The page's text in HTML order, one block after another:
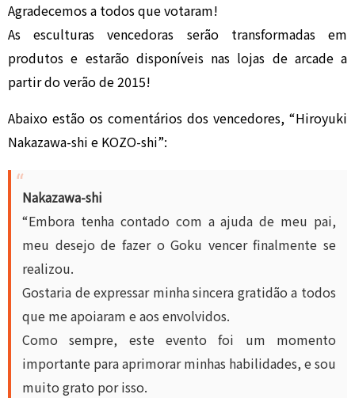
Agradecemos a todos que votaram!
As esculturas vencedoras serão transformadas em
produtos e estarão disponíveis nas lojas de arcade a
partir do verão de 2015!
Abaixo estão os comentários dos vencedores, “Hiroyuki
Nakazawa-shi e KOZO-shi”:
Nakazawa-shi
“Embora tenha contado com a ajuda de meu pai,
meu desejo de fazer o Goku vencer finalmente se
realizou.
Gostaria de expressar minha sincera gratidão a todos
que me apoiaram e aos envolvidos.
Como sempre, este evento foi um momento
importante para aprimorar minhas habilidades, e sou
muito grato por isso.